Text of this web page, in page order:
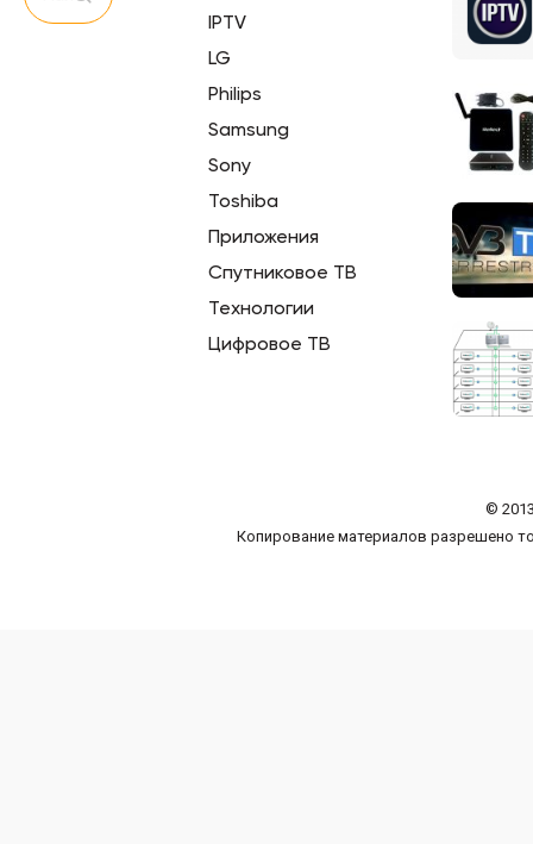
IPTV
LG
Philips
Samsung
Sony
Toshiba
Приложения
Спутниковое ТВ
Технологии
Цифровое ТВ
©
Копирование материалов разрешено